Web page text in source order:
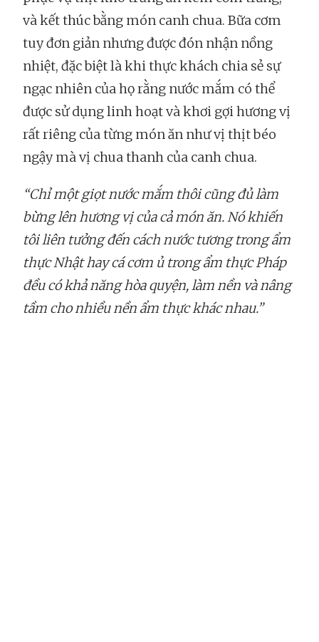
và kết thúc bằng món canh chua. Bữa cơm
tuy đơn giản nhưng được đón nhận nồng
nhiệt, đặc biệt là khi thực khách chia sẻ sự
ngạc nhiên của họ rằng nước mắm có thể
được sử dụng linh hoạt và khơi gợi hương vị
rất riêng của từng món ăn như vị thịt béo
ngậy mà vị chua thanh của canh chua.
“Chỉ một giọt nước mắm thôi cũng đủ làm
bừng lên hương vị của cả món ăn. Nó khiến
tôi liên tưởng đến cách nước tương trong ẩm
thực Nhật hay cá cơm ủ trong ẩm thực Pháp
đều có khả năng hòa quyện, làm nền và nâng
tầm cho nhiều nền ẩm thực khác nhau.”